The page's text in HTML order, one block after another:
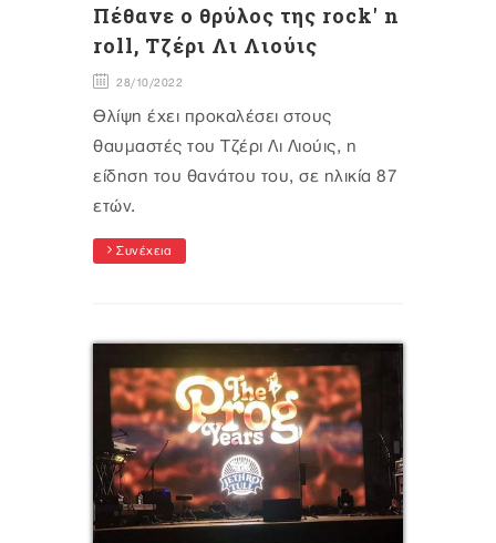
Πέθανε ο θρύλος της rock' n
roll, Τζέρι Λι Λιούις
28/10/2022
Θλίψη έχει προκαλέσει στους
θαυμαστές του Τζέρι Λι Λιούις, η
είδηση του θανάτου του, σε ηλικία 87
ετών.
Συνέχεια